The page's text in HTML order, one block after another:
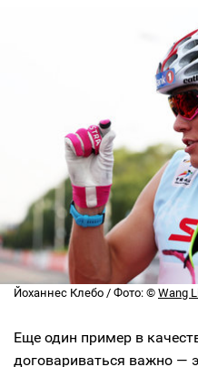
Йоханнес Клебо / Фото: © Wang
Еще один пример в
договариваться важно —